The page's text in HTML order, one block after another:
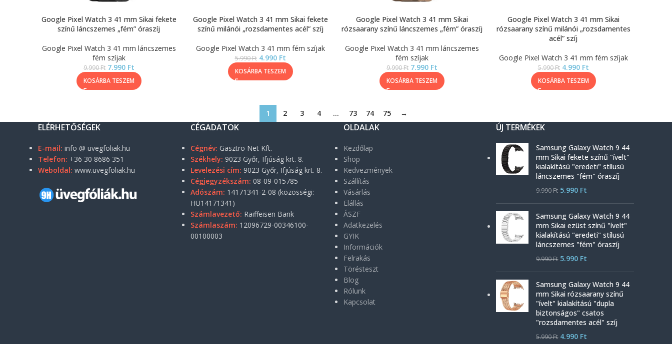
Google Pixel Watch 3 41 mm Sikai fekete
színű láncszemes „fém” óraszíj
Google Pixel Watch 3 41 mm láncszemes
fém szíjak
9.990Ft 7.990 Ft
KOSÁRBA TESZEM
Google Pixel Watch 3 41 mm Sikai fekete
színű milánói „rozsdamentes acél” szíj
Google Pixel Watch 3 41 mm fém szíjak
5.990Ft 4.990 Ft
KOSÁRBA TESZEM
Google Pixel Watch 3 41 mm Sikai
rózsaarany színű láncszemes „fém” óraszíj
Google Pixel Watch 3 41 mm láncszemes
fém szíjak
9.990Ft 7.990 Ft
KOSÁRBA TESZEM
Google Pixel Watch 3 41 mm Sikai
rózsaarany színű milánói „rozsdamentes
acél” szíj
Google Pixel Watch 3 41 mm fém szíjak
5.990Ft 4.990 Ft
KOSÁRBA TESZEM
1 2 3 4 … 73 74 75 →
ELÉRHETŐSÉGEK
E-mail: info @ uvegfoliak.hu
Telefon: +36 30 8686 351
Weboldal: www.uvegfoliak.hu
CÉGADATOK
Cégnév: Gasztro Net Kft.
Székhely: 9023 Győr, Ifjúság krt. 8.
Levelezési cím: 9023 Győr, Ifjúság krt. 8.
Cégjegyzékszám: 08-09-015785
Adószám: 14171341-2-08 (közösségi:
HU14171341)
Számlavezető: Raiffeisen Bank
Számlaszám: 12096729-00346100-
00100003
OLDALAK
Kezdőlap
Shop
Kedvezmények
Szállítás
Vásárlás
Elállás
ÁSZF
Adatkezelés
GYIK
Információk
Felrakás
Törésteszt
Blog
Rólunk
Kapcsolat
ÚJ TERMÉKEK
Samsung Galaxy Watch 9 44
mm Sikai fekete színű "ívelt"
kialakítású "eredeti" stílusú
láncszemes "fém" óraszíj
9.990Ft 5.990 Ft
Samsung Galaxy Watch 9 44
mm Sikai ezüst színű "ívelt"
kialakítású "eredeti" stílusú
láncszemes "fém" óraszíj
9.990Ft 5.990 Ft
Samsung Galaxy Watch 9 44
mm Sikai rózsaarany színű
"ívelt" kialakítású "dupla
biztonságos" csatos
"rozsdamentes acél" szíj
5.990Ft 4.990 Ft